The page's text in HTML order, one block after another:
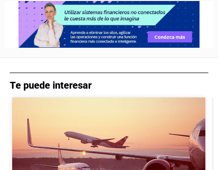
Te puede interesar